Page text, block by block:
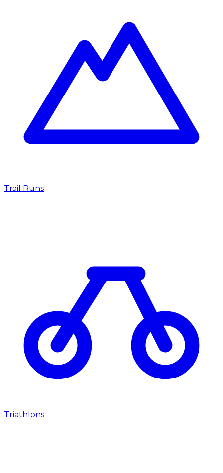
Trail Runs
Triathlons